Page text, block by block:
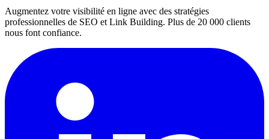
Augmentez votre visibilité en ligne avec des stratégies
professionnelles de SEO et Link Building. Plus de 20 000 clients
nous font confiance.